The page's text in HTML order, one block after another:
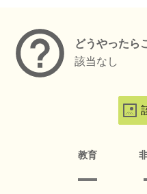
どうやったら
該当なし
教育